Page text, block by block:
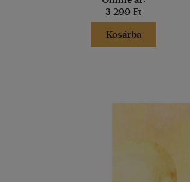
3 299 Ft
Kosárba